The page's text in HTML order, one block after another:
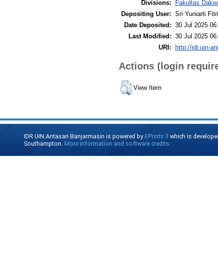
Divisions:
Fakultas
Depositing User: Sri Yuniarti
Date Deposited: 30 Jul 2025
Last Modified: 30 Jul 2025
URI: http://idr.uin-
Actions (login
View Item
IDR UIN Antasari Banjarmasin is powered byEPrints 3 which is
Southampton. More information and software credits.